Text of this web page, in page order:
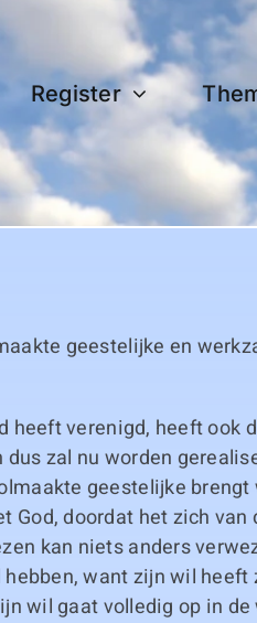
Register
geestelijke en
heeft verenigd, heeft ook
zal nu worden
geestelijke
God, doordat het zich
kan niets anders
want zijn wil heeft
wil gaat volledig op in de